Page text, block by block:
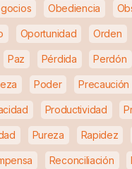
Obediencia
Oportunidad Orden
Paz Pérdida Perdón
Poder Precaución
Productividad
Pureza Rapidez
Reconciliación